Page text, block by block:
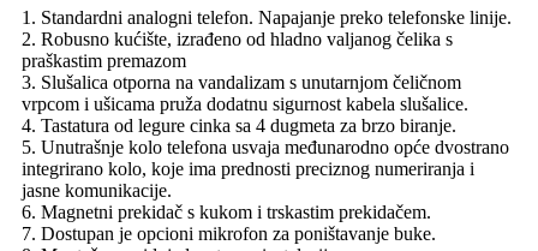
1. Standardni analogni telefon. Napajanje preko telefonske linije.
2. Robusno kućište, izrađeno od hladno valjanog čelika s
praškastim premazom
3. Slušalica otporna na vandalizam s unutarnjom čeličnom
vrpcom i ušicama pruža dodatnu sigurnost kabela slušalice.
4. Tastatura od legure cinka sa 4 dugmeta za brzo biranje.
5. Unutrašnje kolo telefona usvaja međunarodno opće dvostrano
integrirano kolo, koje ima prednosti preciznog numeriranja i
jasne komunikacije.
6. Magnetni prekidač s kukom i trskastim prekidačem.
7. Dostupan je opcioni mikrofon za poništavanje buke.